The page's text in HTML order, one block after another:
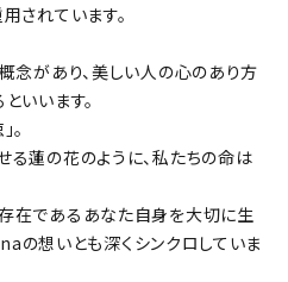
されています。
念があり、美しい人の心のあり方
いいます。
。
蓮の花のように、私たちの命は
在であるあなた自身を大切に生
の想いとも深くシンクロしていま